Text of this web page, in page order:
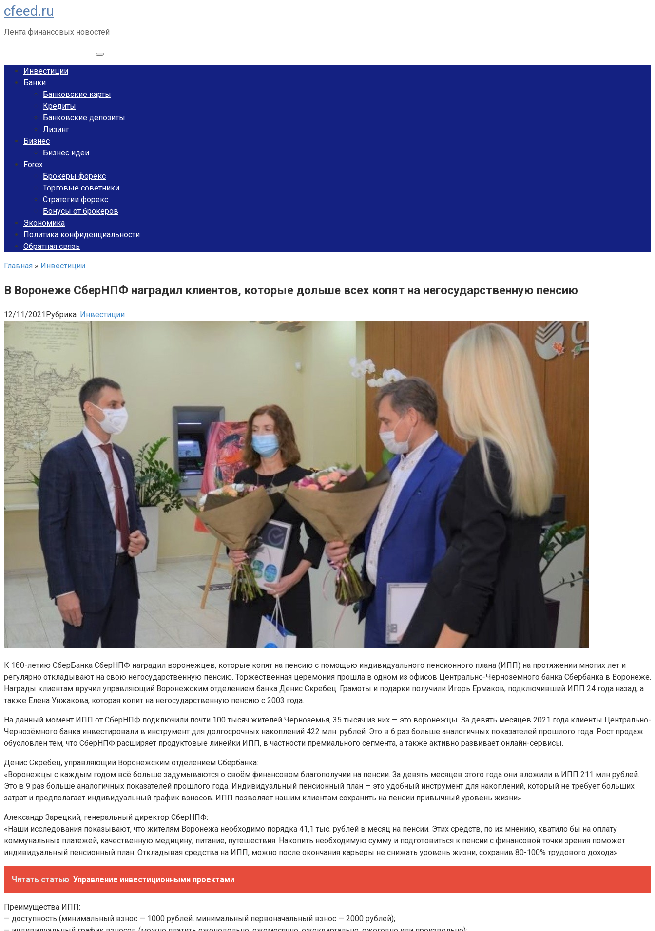
Перейти
к
контенту
cfeed.ru
Лента финансовых новостей
Инвестиции
Банки
Банковские карты
Кредиты
Банковские депозиты
Лизинг
Бизнес
Бизнес идеи
Forex
Брокеры форекс
Торговые советники
Стратегии форекс
Бонусы от брокеров
Экономика
Политика конфиденциальности
Обратная связь
Главная » Инвестиции
В Воронеже СберНПФ наградил клиентов, которые дольше всех копят на негосударственную пенсию
12/11/2021Рубрика: Инвестиции
К 180-летию СберБанка СберНПФ наградил воронежцев, которые копят на пенсию с помощью индивидуального пенсионного плана (ИПП) на протяжении многих лет и
регулярно откладывают на свою негосударственную пенсию. Торжественная церемония прошла в одном из офисов Центрально-Чернозёмного банка Сбербанка в Воронеже.
Награды клиентам вручил управляющий Воронежским отделением банка Денис Скребец. Грамоты и подарки получили Игорь Ермаков, подключивший ИПП 24 года назад, а
также Елена Унжакова, которая копит на негосударственную пенсию с 2003 года.
На данный момент ИПП от СберНПФ подключили почти 100 тысяч жителей Черноземья, 35 тысяч из них — это воронежцы. За девять месяцев 2021 года клиенты Центрально-
Чернозёмного банка инвестировали в инструмент для долгосрочных накоплений 422 млн. рублей. Это в 6 раз больше аналогичных показателей прошлого года. Рост продаж
обусловлен тем, что СберНПФ расширяет продуктовые линейки ИПП, в частности премиального сегмента, а также активно развивает онлайн-сервисы.
Денис Скребец, управляющий Воронежским отделением Сбербанка:
«Воронежцы с каждым годом всё больше задумываются о своём финансовом благополучии на пенсии. За девять месяцев этого года они вложили в ИПП 211 млн рублей.
Это в 9 раз больше аналогичных показателей прошлого года. Индивидуальный пенсионный план — это удобный инструмент для накоплений, который не требует больших
затрат и предполагает индивидуальный график взносов. ИПП позволяет нашим клиентам сохранить на пенсии привычный уровень жизни».
Александр Зарецкий, генеральный директор СберНПФ:
«Наши исследования показывают, что жителям Воронежа необходимо порядка 41,1 тыс. рублей в месяц на пенсии. Этих средств, по их мнению, хватило бы на оплату
коммунальных платежей, качественную медицину, питание, путешествия. Накопить необходимую сумму и подготовиться к пенсии с финансовой точки зрения поможет
индивидуальный пенсионный план. Откладывая средства на ИПП, можно после окончания карьеры не снижать уровень жизни, сохранив 80-100% трудового дохода».
Читать статью Управление инвестиционными проектами
Преимущества ИПП:
— доступность (минимальный взнос — 1000 рублей, минимальный первоначальный взнос — 2000 рублей);